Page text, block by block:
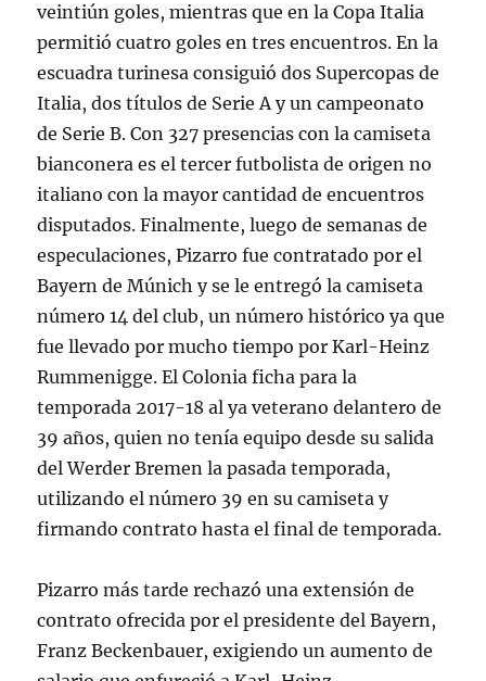
veintiún goles, mientras que en la Copa Italia
permitió cuatro goles en tres encuentros. En la
escuadra turinesa consiguió dos Supercopas de
Italia, dos títulos de Serie A y un campeonato
de Serie B. Con 327 presencias con la camiseta
bianconera es el tercer futbolista de origen no
italiano con la mayor cantidad de encuentros
disputados. Finalmente, luego de semanas de
especulaciones, Pizarro fue contratado por el
Bayern de Múnich y se le entregó la camiseta
número 14 del club, un número histórico ya que
fue llevado por mucho tiempo por Karl-Heinz
Rummenigge. El Colonia ficha para la
temporada 2017-18 al ya veterano delantero de
39 años, quien no tenía equipo desde su salida
del Werder Bremen la pasada temporada,
utilizando el número 39 en su camiseta y
firmando contrato hasta el final de temporada.
Pizarro más tarde rechazó una extensión de
contrato ofrecida por el presidente del Bayern,
Franz Beckenbauer, exigiendo un aumento de